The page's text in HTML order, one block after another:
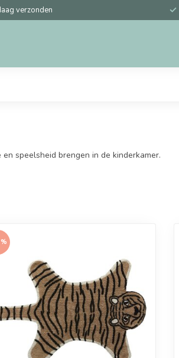
verzonden
speelsheid brengen in de kinderkamer.